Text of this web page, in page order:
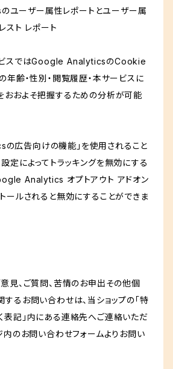
ーザー属性レポートとユーザー属
スト レポート
ビスではGoogle AnalyticsのCookie
年齢・性別・閲覧履歴・本サービスに
おおよそ把握するための分析が可能
広告向けの機能」を使用されること
定によってトラッキングを無効にする
Analytics オプトアウト アドオン
ールされると無効にすることができま
見、ご質問、苦情のお申出その他個
るお問い合わせは、当ショップの「特
表記」内にある連絡先へご連絡いただ
内のお問い合わせフォームよりお問い